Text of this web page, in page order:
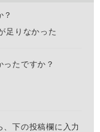
？
足りなかった
たですか？
下の投稿欄に入力